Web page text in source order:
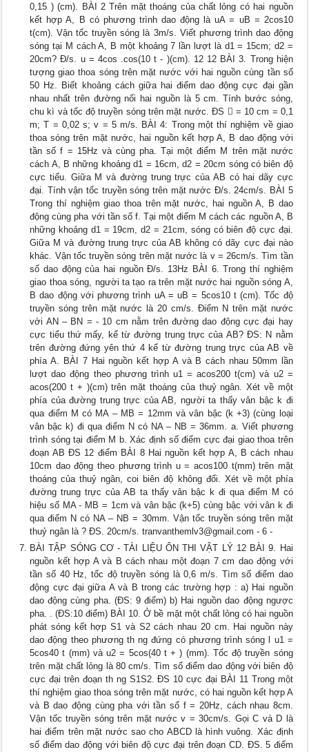
0,15 ) (cm). BÀI 2 Trên mặt thoáng của chất lỏng có hai nguồn
kết hợp A, B có phương trình dao động là uA = uB = 2cos10
t(cm). Vận tốc truyền sóng là 3m/s. Viết phương trình dao động
sóng tại M cách A, B một khoảng 7 lần lượt là d1 = 15cm; d2 =
20cm? Đ/s. u = 4cos .cos(10 t - )(cm). 12 12 BÀI 3. Trong hiện
tượng giao thoa sóng trên mặt nước với hai nguồn cùng tần số
50 Hz. Biết khoảng cách giữa hai điểm dao động cực đại gần
nhau nhất trên đường nối hai nguồn là 5 cm. Tính bước sóng,
chu kì và tốc độ truyền sóng trên mặt nước. ĐS  = 10 cm = 0,1
m; T = 0,02 s; v = 5 m/s. BÀI 4: Trong một thí nghiệm về giao
thoa sóng trên mặt nước, hai nguồn kết hợp A, B dao động với
tần số f = 15Hz và cùng pha. Tại một điểm M trên mặt nước
cách A, B những khoảng d1 = 16cm, d2 = 20cm sóng có biên độ
cực tiểu. Giữa M và đường trung trực của AB có hai dãy cực
đại. Tính vận tốc truyền sóng trên mặt nước Đ/s. 24cm/s. BÀI 5
Trong thí nghiệm giao thoa trên mặt nước, hai nguồn A, B dao
động cùng pha với tần số f. Tại một điểm M cách các nguồn A, B
những khoảng d1 = 19cm, d2 = 21cm, sóng có biên độ cực đại.
Giữa M và đường trung trực của AB không có dãy cực đại nào
khác. Vận tốc truyền sóng trên mặt nước là v = 26cm/s. Tìm tần
số dao động của hai nguồn Đ/s. 13Hz BÀI 6. Trong thí nghiệm
giao thoa sóng, người ta tạo ra trên mặt nước hai nguồn sóng A,
B dao động với phương trình uA = uB = 5cos10 t (cm). Tốc độ
truyền sóng trên mặt nước là 20 cm/s. Điểm N trên mặt nước
với AN – BN = - 10 cm nằm trên đường dao động cực đại hay
cực tiểu thứ mấy, kể từ đường trung trực của AB? ĐS: N nằm
trên đường đứng yên thứ 4 kể từ đường trung trực của AB về
phía A. BÀI 7 Hai nguồn kết hợp A và B cách nhau 50mm lần
lượt dao động theo phương trình u1 = acos200 t(cm) và u2 =
acos(200 t + )(cm) trên mặt thoáng của thuỷ ngân. Xét về một
phía của đường trung trực của AB, người ta thấy vân bậc k đi
qua điểm M có MA – MB = 12mm và vân bậc (k +3) (cùng loại
vân bậc k) đi qua điểm N có NA – NB = 36mm. a. Viết phương
trình sóng tại điểm M b. Xác định số điểm cực đại giao thoa trên
đoạn AB ĐS 12 điểm BÀI 8 Hai nguồn kết hợp A, B cách nhau
10cm dao động theo phương trình u = acos100 t(mm) trên mặt
thoáng của thuỷ ngân, coi biên độ không đổi. Xét về một phía
đường trung trực của AB ta thấy vân bậc k đi qua điểm M có
hiệu số MA - MB = 1cm và vân bậc (k+5) cùng bậc với vân k đi
qua điểm N có NA – NB = 30mm. Vận tốc truyền sóng trên mặt
thuỷ ngân là ? ĐS. 20cm/s.tranvanthemlv3@gmail.com - 6 -
BÀI TẬP SÓNG CƠ - TÀI LIỆU ÔN THI VẬT LÝ 12 BÀI 9. Hai
nguồn kết hợp A và B cách nhau một đoạn 7 cm dao động với
tần số 40 Hz, tốc độ truyền sóng là 0,6 m/s. Tìm số điểm dao
động cực đại giữa A và B trong các trường hợp : a) Hai nguồn
dao động cùng pha. (ĐS: 9 điểm) b) Hai nguồn dao động ngược
pha. . (ĐS:10 điểm) BÀI 10. Ở bề mặt một chất lỏng có hai nguồn
phát sóng kết hợp S1 và S2 cách nhau 20 cm. Hai nguồn này
dao động theo phương th ng đứng có phương trình sóng l u1 =
5cos40 t (mm) và u2 = 5cos(40 t + ) (mm). Tốc độ truyền sóng
trên mặt chất lỏng là 80 cm/s. Tìm số điểm dao động với biên độ
cực đại trên đoạn th ng S1S2. ĐS 10 cực đại BÀI 11 Trong một
thí nghiệm giao thoa sóng trên mặt nước, có hai nguồn kết hợp A
và B dao động cùng pha với tần số f = 20Hz, cách nhau 8cm.
Vận tốc truyền sóng trên mặt nước v = 30cm/s. Gọi C và D là
hai điểm trên mặt nước sao cho ABCD là hình vuông. Xác định
số điểm dao động với biên độ cực đại trên đoạn CD. ĐS. 5 điểm